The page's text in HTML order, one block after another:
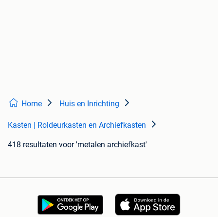
Home Huis en Inrichting
Kasten | Roldeurkasten en Archiefkasten
418 resultaten voor 'metalen archiefkast'